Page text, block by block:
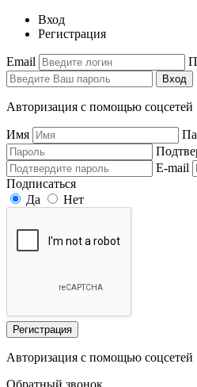
Вход
Регистрация
Email
Вход
Авторизация с помощью соцсетей
Имя
E-mail
Подписаться
Да
Нет
Регистрация
Авторизация с помощью соцсетей
Обратный звонок